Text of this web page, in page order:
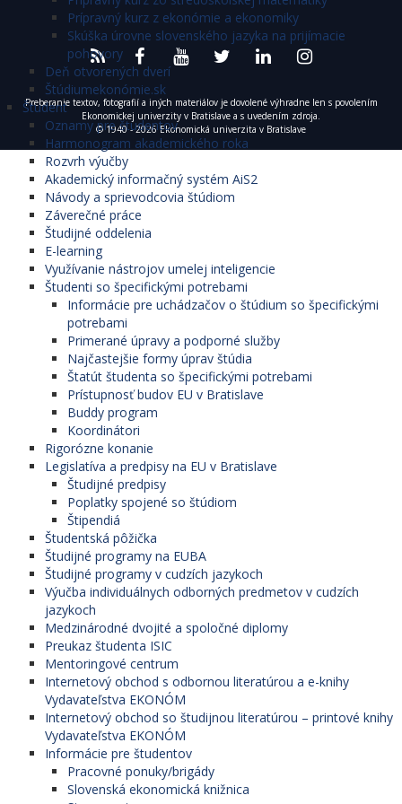
Prípravný kurz z ekonómie a ekonomiky
Skúška úrovne slovenského jazyka na prijímacie
pohovory
Deň otvorených dverí
Štúdiumekonómie.sk
Študent
Oznamy pre študentov
Harmonogram akademického roka
Rozvrh výučby
Akademický informačný systém AiS2
Návody a sprievodcovia štúdiom
Záverečné práce
Študijné oddelenia
E-learning
Využívanie nástrojov umelej inteligencie
Študenti so špecifickými potrebami
Informácie pre uchádzačov o štúdium so špecifickými
potrebami
Primerané úpravy a podporné služby
Najčastejšie formy úprav štúdia
Štatút študenta so špecifickými potrebami
Prístupnosť budov EU v Bratislave
Buddy program
Koordinátori
Rigorózne konanie
Legislatíva a predpisy na EU v Bratislave
Študijné predpisy
Poplatky spojené so štúdiom
Štipendiá
Študentská pôžička
Študijné programy na EUBA
Študijné programy v cudzích jazykoch
Výučba individuálnych odborných predmetov v cudzích
jazykoch
Medzinárodné dvojité a spoločné diplomy
Preukaz študenta ISIC
Mentoringové centrum
Internetový obchod s odbornou literatúrou a e-knihy
Vydavateľstva EKONÓM
Internetový obchod so študijnou literatúrou – printové knihy
Vydavateľstva EKONÓM
Informácie pre študentov
Pracovné ponuky/brigády
Slovenská ekonomická knižnica
Preberanie textov, fotografií a iných materiálov je dovolené výhradne len s povolením
Ekonomickej univerzity v Bratislave a s uvedením zdroja.
© 1940 - 2026 Ekonomická univerzita v Bratislave